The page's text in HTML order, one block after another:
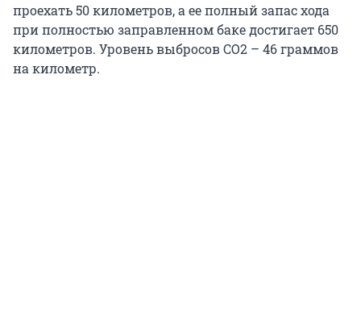
проехать 50 километров, а ее полный запас хода
при полностью заправленном баке достигает 650
километров. Уровень выбросов CO2 – 46 граммов
на километр.